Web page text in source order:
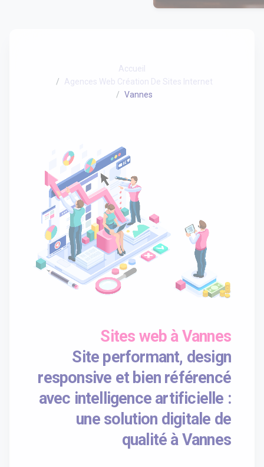
Accueil
Agences Web Création De Sites Internet
Vannes
Sites web à Vannes
Site performant, design
responsive et bien référencé
avec intelligence artificielle :
une solution digitale de
qualité à Vannes